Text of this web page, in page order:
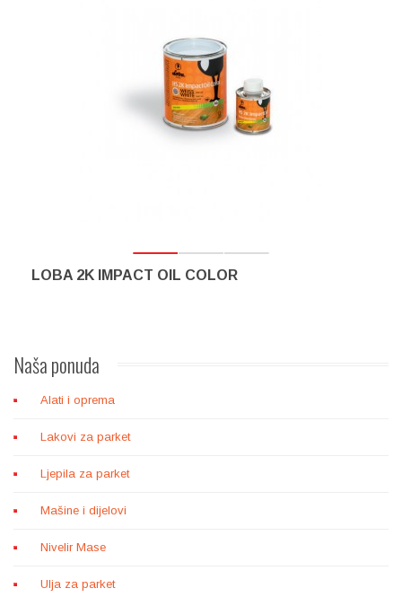
LOBA 2K IMPACT OIL COLOR
Našaponuda
Alati i oprema
Lakovi za parket
Ljepila za parket
Mašine i dijelovi
Nivelir Mase
Ulja za parket